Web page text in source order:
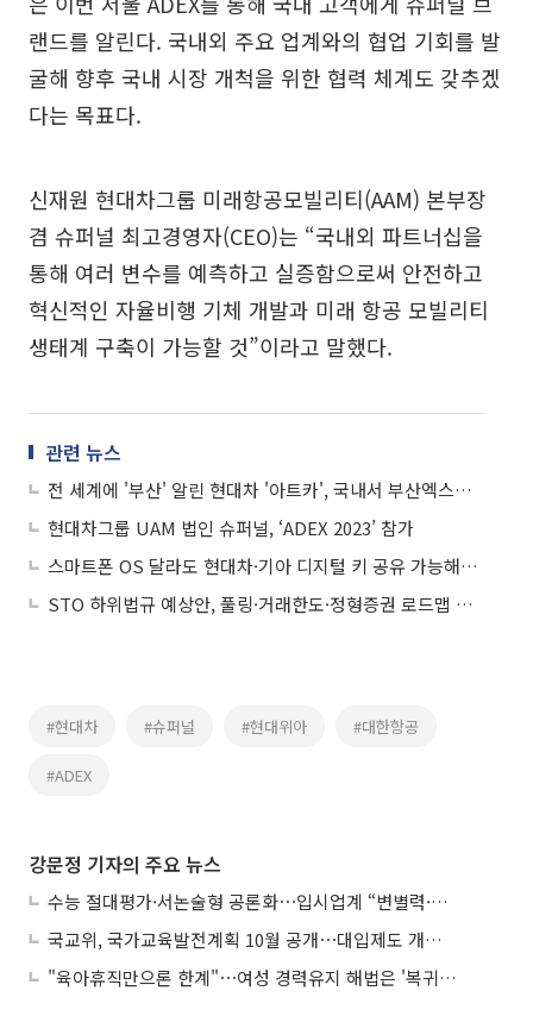
랜드를 알린다. 국내외 주요 업계와의 협업 기회를 발
굴해 향후 국내 시장 개척을 위한 협력 체계도 갖추겠
다는 목표다.
신재원 현대차그룹 미래항공모빌리티(AAM) 본부장
겸 슈퍼널 최고경영자(CEO)는 “국내외 파트너십을
통해 여러 변수를 예측하고 실증함으로써 안전하고
혁신적인 자율비행 기체 개발과 미래 항공 모빌리티
생태계 구축이 가능할 것”이라고 말했다.
관련 뉴스
전 세계에 '부산' 알린 현대차 '아트카', 국내서 부산엑스포 유치 열기 모은다
현대차그룹 UAM 법인 슈퍼널, ‘ADEX 2023’ 참가
스마트폰 OS 달라도 현대차·기아 디지털 키 공유 가능해진다
STO 하위법규 예상안, 풀링·거래한도·정형증권 로드맵 제시
#현대차 #슈퍼널 #현대위아 #대한항공
#ADEX
강문정 기자의 주요 뉴스
수능 절대평가·서논술형 공론화⋯입시업계 “변별력·사교육 대책 먼저”
국교위, 국가교육발전계획 10월 공개⋯대입제도 개편 공론화 추진
"육아휴직만으론 한계"⋯여성 경력유지 해법은 '복귀 후 유연근무’